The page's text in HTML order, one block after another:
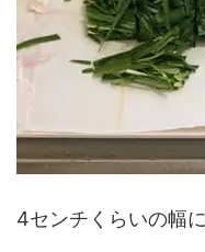
4センチくらいの幅